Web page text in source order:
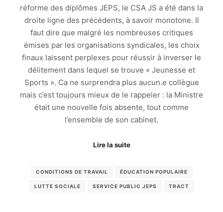
réforme des diplômes JEPS, le CSA JS a été dans la
droite ligne des précédents, à savoir monotone. Il
faut dire que malgré les nombreuses critiques
émises par les organisations syndicales, les choix
finaux laissent perplexes pour réussir à inverser le
délitement dans lequel se trouve « Jeunesse et
Sports ». Ca ne surprendra plus aucun.e collègue
mais c’est toujours mieux de le rappeler : la Ministre
était une nouvelle fois absente, tout comme
l’ensemble de son cabinet.
Lire la suite
CONDITIONS DE TRAVAIL ÉDUCATION POPULAIRE
LUTTE SOCIALE SERVICE PUBLIC JEPS TRACT